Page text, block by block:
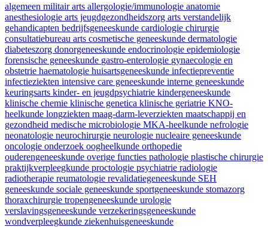
algemeen militair arts allergologie/immunologie anatomie
anesthesiologie arts jeugdgezondheidszorg arts verstandelijk
gehandicapten bedrijfsgeneeskunde cardiologie chirurgie
consultatiebureau arts cosmetische geneeskunde dermatologie
diabeteszorg donorgeneeskunde endocrinologie epidemiologie
forensische geneeskunde gastro-enterologie gynaecologie en
obstetrie haematologie huisartsgeneeskunde infectiepreventie
infectieziekten intensive care geneeskunde interne geneeskunde
keuringsarts kinder- en jeugdpsychiatrie kindergeneeskunde
klinische chemie klinische genetica klinische geriatrie KNO-
heelkunde longziekten maag-darm-leverziekten maatschappij en
gezondheid medische microbiologie MKA-heelkunde nefrologie
neonatologie neurochirurgie neurologie nucleaire geneeskunde
oncologie onderzoek oogheelkunde orthopedie
ouderengeneeskunde overige functies pathologie plastische chirurgie
praktijkverpleegkunde proctologie psychiatrie radiologie
radiotherapie reumatologie revalidatiegeneeskunde SEH
geneeskunde sociale geneeskunde sportgeneeskunde stomazorg
thoraxchirurgie tropengeneeskunde urologie
verslavingsgeneeskunde verzekeringsgeneeskunde
wondverpleegkunde ziekenhuisgeneeskunde